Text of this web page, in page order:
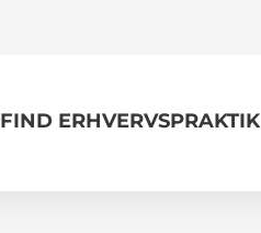
FIND ERHVERVSPRAKTIK